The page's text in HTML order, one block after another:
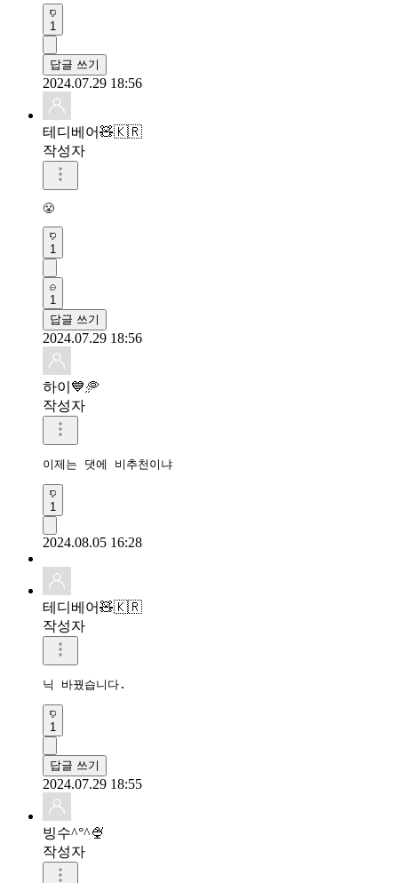
1
답글 쓰기
2024.07.29 18:56
테디베어🧸🇰🇷
작성자
😤
1
1
답글 쓰기
2024.07.29 18:56
하이💙🥏
작성자
이제는 댓에 비추천이냐
1
2024.08.05 16:28
테디베어🧸🇰🇷
작성자
닉 바꿨습니다.
1
답글 쓰기
2024.07.29 18:55
빙수^°^🍨
작성자